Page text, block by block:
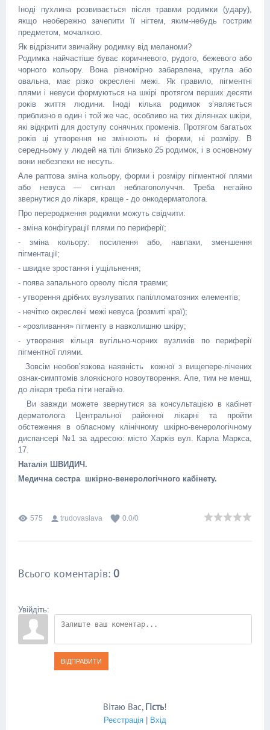
Іноді пухлина розвивається після травми родимки (удару),
якщо необережно зачепити її нігтем, яким-небудь гострим
предметом, мочалкою.
Як відрізнити звичайну родимку від меланоми?
Родимка найчастіше буває коричневого, рудого, бежевого або
чорного кольору. Вона рівномірно забарвлена, кругла або
овальна, має різко окреслені межі. Як правило, пігментні
плями і невуси формуються на шкірі протягом перших десяти
років життя людини. Іноді кілька родимок з’являється
приблизно в один і той же час, особливо на тих ділянках шкіри,
які відкриті для доступу сонячних променів. Протягом багатьох
років ці утворення не змінюють ні форми, ні розміру. В
середньому у людей на тілі близько 25 родимок, і в основному
вони небезпеки не несуть.
Але раптова зміна кольору, форми і розміру пігментної плями
або невуса — сигнал неблагополуччя. Треба негайно
звернутися до лікаря, краще - до онкодерматолога.
Про переродження родимки можуть свідчити:
- зміна конфігурації плями по периферії;
- зміна кольору: посилення або, навпаки, зменшення
пігментації;
- швидке зростання і ущільнення;
- поява запального ореолу після травми;
- утворення дрібних вузлуватих папілломатозних елементів;
- нечітко окреслені межі невуса (розмиті краї);
- «розливання» пігменту в навколишню шкіру;
- утворення кільця вугільно-чорних вузликів по периферії
пігментної плями.
Зовсім необов’язкова наявність кожної з вищепере-лічених
ознак-симптомів злоякісного новоутворення. Але, тим не менш,
до лікаря треба піти негайно.
Ви завжди можете звернутися за консультацією в кабінет
дерматолога Центральної районної лікарні та пройти
обстеження в обласному клінічному шкірно-венерологічному
диспансері №1 за адресою: місто Харків вул. Карла Маркса,
17.
Наталія ШВИДИЧ.
Медична сестра шкірно-венерологічного кабінету.
575 trudovaslava 0.0/0
Всього коментарів: 0
Увійдіть:
ВІДПРАВИТИ
Вітаю Вас, Гість!
Реєстрація Вхід